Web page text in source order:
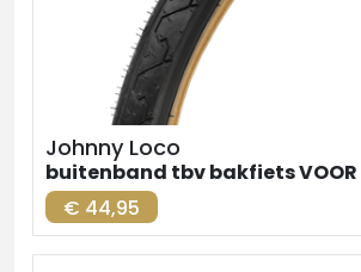
Johnny Loco
€ 44,95